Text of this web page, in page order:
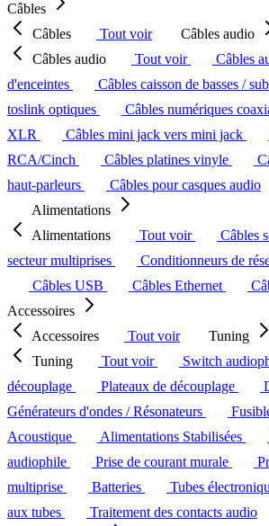
Câbles
Câbles
Tout voir
Câbles audio
Câbles audio
Tout voir Câbles
d'enceintes
Câbles caisson de basses /
toslink optiques
Câbles numériques
XLR
Câbles mini jack vers mini jack
RCA/Cinch
Câbles platines vinyle
haut-parleurs
Câbles pour casques audio
Alimentations
Alimentations
Tout voir Câbles
secteur multiprises
Conditionneurs de
Câbles USB
Câbles Ethernet
Accessoires
Accessoires
Tout voir
Tuning
Tuning
Tout voir Switch
découplage
Plateaux de découplage
Générateurs d'ondes / Résonateurs
Acoustique
Alimentations Stabilisées
audiophile
Prise de courant murale
multiprise
Batteries
Tubes
aux tubes
Traitement des contacts audio